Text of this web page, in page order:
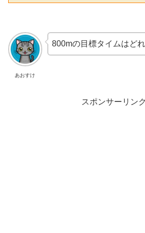
あおすけ
800mの目標タイムはど
スポンサーリンク